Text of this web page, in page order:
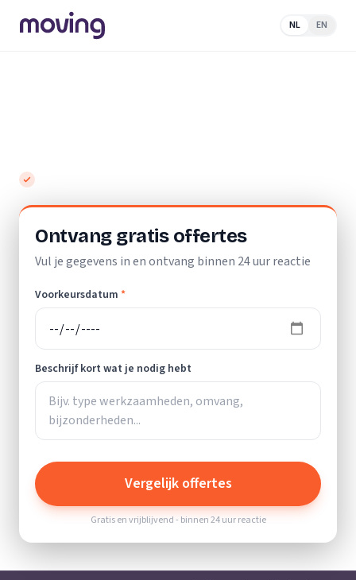
NL EN
Ontvang gratis offertes
Vul je gegevens in en ontvang binnen 24 uur reactie
Voorkeursdatum *
Beschrijf kort wat je nodig hebt
Vergelijk offertes
Gratis en vrijblijvend - binnen 24 uur reactie